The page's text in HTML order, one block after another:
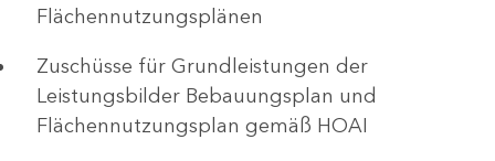
Flächennutzungsplänen
Zuschüsse für Grundleistungen der
Leistungsbilder Bebauungsplan und
Flächennutzungsplan gemäß HOAI